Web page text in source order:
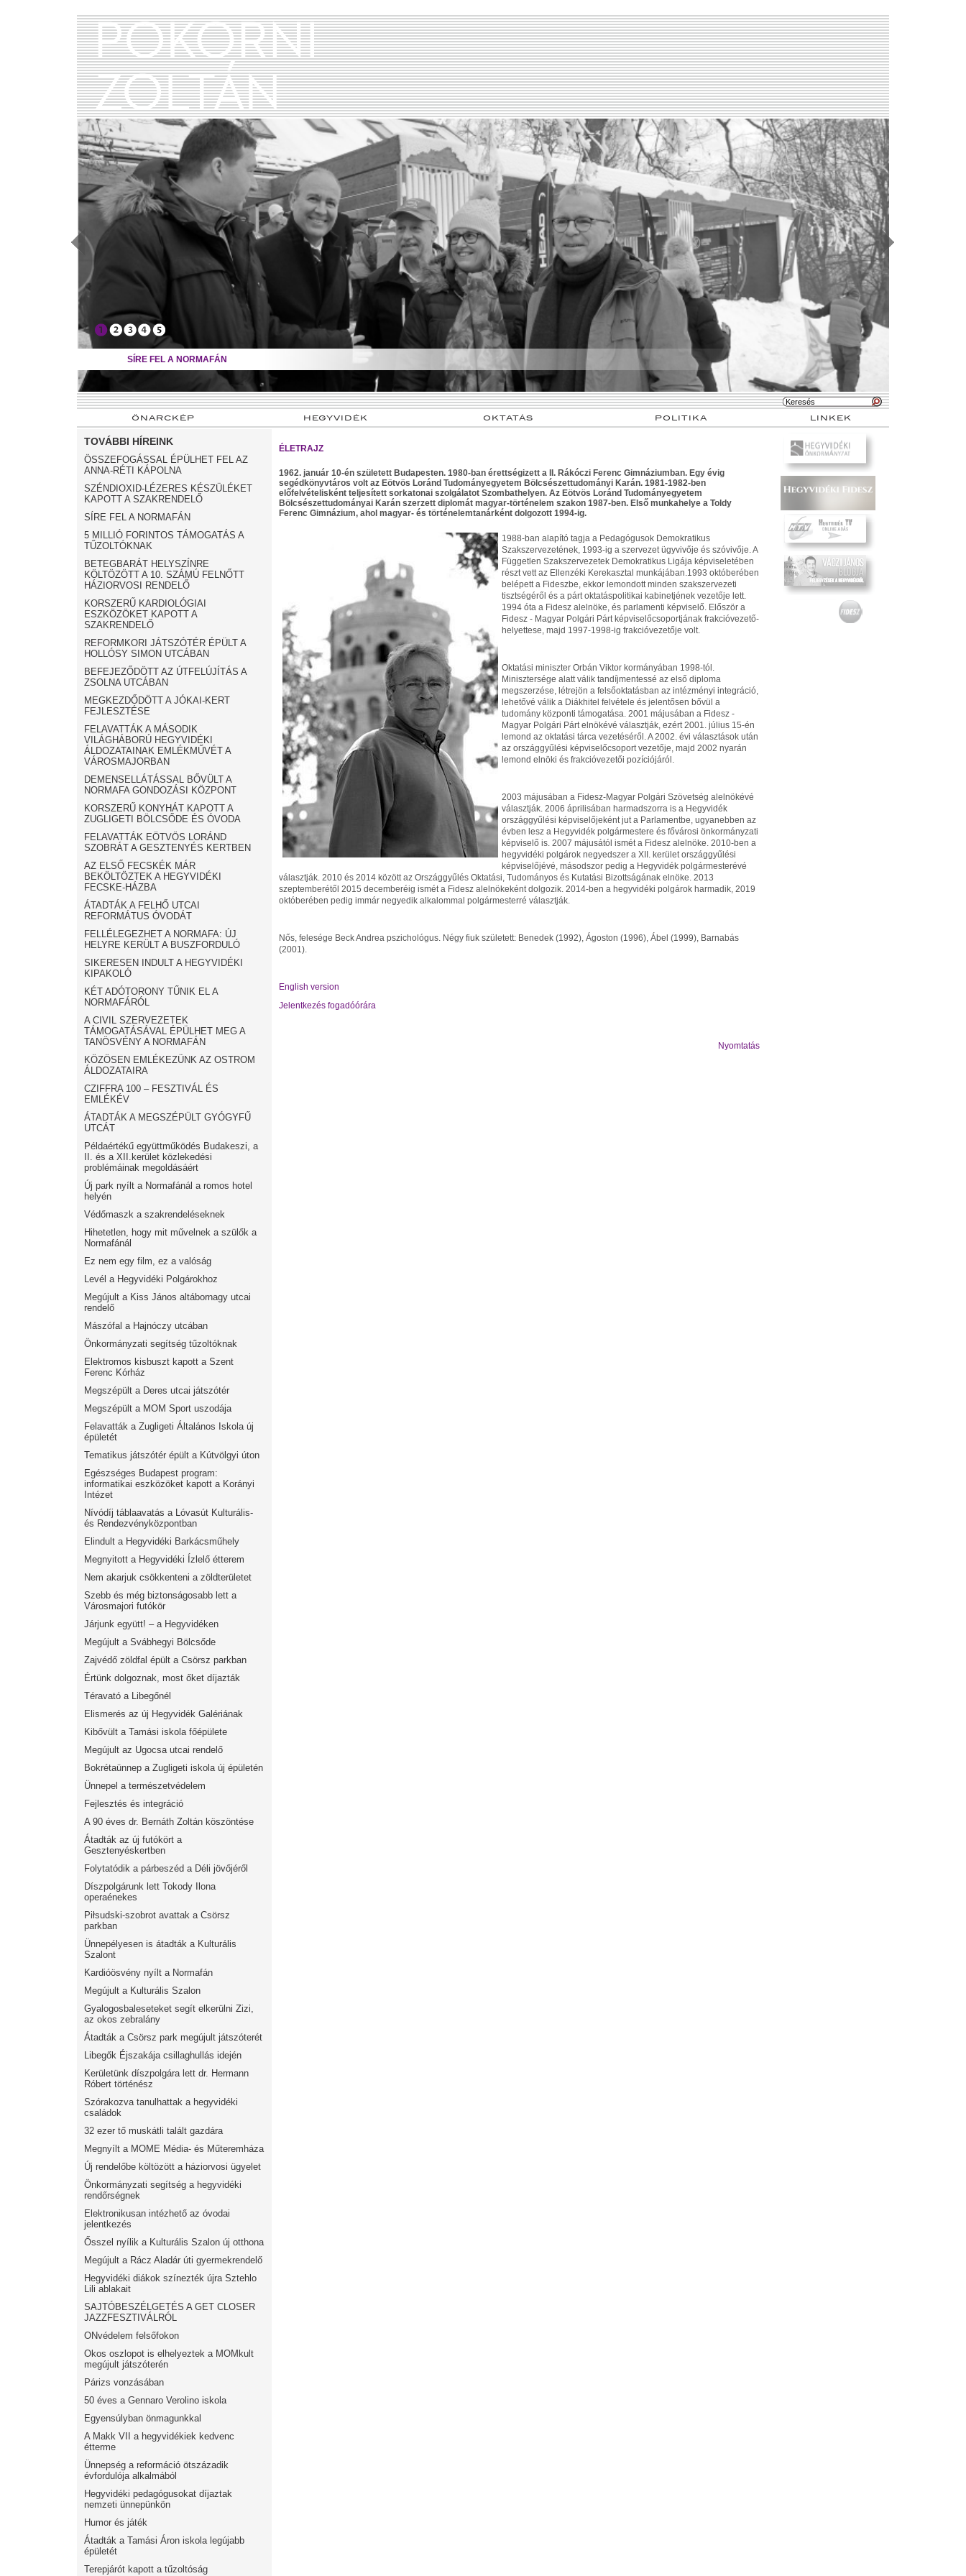
SÍRE FEL A NORMAFÁN
➎
ÖNARCKÉP HEGYVIDÉK OKTATÁS POLITIKA LINKEK
TOVÁBBI HÍREINK
ÖSSZEFOGÁSSAL ÉPÜLHET FEL AZ
ANNA-RÉTI KÁPOLNA
SZÉNDIOXID-LÉZERES KÉSZÜLÉKET
KAPOTT A SZAKRENDELŐ
SÍRE FEL A NORMAFÁN
5 MILLIÓ FORINTOS TÁMOGATÁS A
TŰZOLTÓKNAK
BETEGBARÁT HELYSZÍNRE
KÖLTÖZÖTT A 10. SZÁMÚ FELNŐTT
HÁZIORVOSI RENDELŐ
KORSZERŰ KARDIOLÓGIAI
ESZKÖZÖKET KAPOTT A
SZAKRENDELŐ
REFORMKORI JÁTSZÓTÉR ÉPÜLT A
HOLLÓSY SIMON UTCÁBAN
BEFEJEZŐDÖTT AZ ÚTFELÚJÍTÁS A
ZSOLNA UTCÁBAN
MEGKEZDŐDÖTT A JÓKAI-KERT
FEJLESZTÉSE
FELAVATTÁK A MÁSODIK
VILÁGHÁBORÚ HEGYVIDÉKI
ÁLDOZATAINAK EMLÉKMŰVÉT A
VÁROSMAJORBAN
DEMENSELLÁTÁSSAL BŐVÜLT A
NORMAFA GONDOZÁSI KÖZPONT
KORSZERŰ KONYHÁT KAPOTT A
ZUGLIGETI BÖLCSŐDE ÉS ÓVODA
FELAVATTÁK EÖTVÖS LORÁND
SZOBRÁT A GESZTENYÉS KERTBEN
AZ ELSŐ FECSKÉK MÁR
BEKÖLTÖZTEK A HEGYVIDÉKI
FECSKE-HÁZBA
ÁTADTÁK A FELHŐ UTCAI
REFORMÁTUS ÓVODÁT
FELLÉLEGEZHET A NORMAFA: ÚJ
HELYRE KERÜLT A BUSZFORDULÓ
SIKERESEN INDULT A HEGYVIDÉKI
KIPAKOLÓ
KÉT ADÓTORONY TŰNIK EL A
NORMAFÁRÓL
A CIVIL SZERVEZETEK
TÁMOGATÁSÁVAL ÉPÜLHET MEG A
TANÖSVÉNY A NORMAFÁN
KÖZÖSEN EMLÉKEZÜNK AZ OSTROM
ÁLDOZATAIRA
CZIFFRA 100 – FESZTIVÁL ÉS
EMLÉKÉV
ÁTADTÁK A MEGSZÉPÜLT GYÓGYFŰ
UTCÁT
Példaértékű együttműködés Budakeszi, a
II. és a XII.kerület közlekedési
problémáinak megoldásáért
Új park nyílt a Normafánál a romos hotel
helyén
Védőmaszk a szakrendeléseknek
Hihetetlen, hogy mit művelnek a szülők a
Normafánál
Ez nem egy film, ez a valóság
Levél a Hegyvidéki Polgárokhoz
Megújult a Kiss János altábornagy utcai
rendelő
Mászófal a Hajnóczy utcában
Önkormányzati segítség tűzoltóknak
Elektromos kisbuszt kapott a Szent
Ferenc Kórház
Megszépült a Deres utcai játszótér
Megszépült a MOM Sport uszodája
Felavatták a Zugligeti Általános Iskola új
épületét
Tematikus játszótér épült a Kútvölgyi úton
Egészséges Budapest program:
informatikai eszközöket kapott a Korányi
Intézet
Nívódíj táblaavatás a Lóvasút Kulturális-
és Rendezvényközpontban
Elindult a Hegyvidéki Barkácsműhely
Megnyitott a Hegyvidéki Ízlelő étterem
Nem akarjuk csökkenteni a zöldterületet
Szebb és még biztonságosabb lett a
Városmajori futókör
Járjunk együtt! – a Hegyvidéken
Megújult a Svábhegyi Bölcsőde
Zajvédő zöldfal épült a Csörsz parkban
Értünk dolgoznak, most őket díjazták
Téravató a Libegőnél
Elismerés az új Hegyvidék Galériának
Kibővült a Tamási iskola főépülete
Megújult az Ugocsa utcai rendelő
Bokrétaünnep a Zugligeti iskola új épületén
Ünnepel a természetvédelem
Fejlesztés és integráció
A 90 éves dr. Bernáth Zoltán köszöntése
Átadták az új futókört a
Gesztenyéskertben
Folytatódik a párbeszéd a Déli jövőjéről
Díszpolgárunk lett Tokody Ilona
operaénekes
Piłsudski-szobrot avattak a Csörsz
parkban
Ünnepélyesen is átadták a Kulturális
Szalont
Kardióösvény nyílt a Normafán
Megújult a Kulturális Szalon
Gyalogosbaleseteket segít elkerülni Zizi,
az okos zebralány
Átadták a Csörsz park megújult játszóterét
Libegők Éjszakája csillaghullás idején
Kerületünk díszpolgára lett dr. Hermann
Róbert történész
Szórakozva tanulhattak a hegyvidéki
családok
32 ezer tő muskátli talált gazdára
Megnyílt a MOME Média- és Műteremháza
Új rendelőbe költözött a háziorvosi ügyelet
Önkormányzati segítség a hegyvidéki
rendőrségnek
Elektronikusan intézhető az óvodai
jelentkezés
Ősszel nyílik a Kulturális Szalon új otthona
Megújult a Rácz Aladár úti gyermekrendelő
Hegyvidéki diákok színezték újra Sztehlo
Lili ablakait
SAJTÓBESZÉLGETÉS A GET CLOSER
JAZZFESZTIVÁLRÓL
ONvédelem felsőfokon
Okos oszlopot is elhelyeztek a MOMkult
megújult játszóterén
Párizs vonzásában
50 éves a Gennaro Verolino iskola
Egyensúlyban önmagunkkal
A Makk VII a hegyvidékiek kedvenc
étterme
Ünnepség a reformáció ötszázadik
évfordulója alkalmából
Hegyvidéki pedagógusokat díjaztak
nemzeti ünnepünkön
Humor és játék
Átadták a Tamási Áron iskola legújabb
épületét
Terepjárót kapott a tűzoltóság
ÉLETRAJZ
1962. január 10-én született Budapesten. 1980-ban érettségizett a II. Rákóczi Ferenc Gimnáziumban. Egy évig
segédkönyvtáros volt az Eötvös Loránd Tudományegyetem Bölcsészettudományi Karán. 1981-1982-ben
előfelvételisként teljesített sorkatonai szolgálatot Szombathelyen. Az Eötvös Loránd Tudományegyetem
Bölcsészettudományai Karán szerzett diplomát magyar-történelem szakon 1987-ben. Első munkahelye a Toldy
Ferenc Gimnázium, ahol magyar- és történelemtanárként dolgozott 1994-ig.
1988-ban alapító tagja a Pedagógusok Demokratikus
Szakszervezetének, 1993-ig a szervezet ügyvivője és szóvivője. A
Független Szakszervezetek Demokratikus Ligája képviseletében
részt vett az Ellenzéki Kerekasztal munkájában.1993 októberében
belépett a Fideszbe, ekkor lemondott minden szakszervezeti
tisztségéről és a párt oktatáspolitikai kabinetjének vezetője lett.
1994 óta a Fidesz alelnöke, és parlamenti képviselő. Először a
Fidesz - Magyar Polgári Párt képviselőcsoportjának frakcióvezető-
helyettese, majd 1997-1998-ig frakcióvezetője volt.
Oktatási miniszter Orbán Viktor kormányában 1998-tól.
Minisztersége alatt válik tandíjmentessé az első diploma
megszerzése, létrejön a felsőoktatásban az intézményi integráció,
lehetővé válik a Diákhitel felvétele és jelentősen bővül a
tudomány központi támogatása. 2001 májusában a Fidesz -
Magyar Polgári Párt elnökévé választják, ezért 2001. július 15-én
lemond az oktatási tárca vezetéséről. A 2002. évi választások után
az országgyűlési képviselőcsoport vezetője, majd 2002 nyarán
lemond elnöki és frakcióvezetői pozíciójáról.
2003 májusában a Fidesz-Magyar Polgári Szövetség alelnökévé
választják. 2006 áprilisában harmadszorra is a Hegyvidék
országgyűlési képviselőjeként jut a Parlamentbe, ugyanebben az
évben lesz a Hegyvidék polgármestere és fővárosi önkormányzati
képviselő is. 2007 májusától ismét a Fidesz alelnöke. 2010-ben a
hegyvidéki polgárok negyedszer a XII. kerület országgyűlési
képviselőjévé, másodszor pedig a Hegyvidék polgármesterévé
választják. 2010 és 2014 között az Országgyűlés Oktatási, Tudományos és Kutatási Bizottságának elnöke. 2013
szeptemberétől 2015 decemberéig ismét a Fidesz alelnökeként dolgozik. 2014-ben a hegyvidéki polgárok harmadik, 2019
októberében pedig immár negyedik alkalommal polgármesterré választják.
Nős, felesége Beck Andrea pszichológus. Négy fiuk született: Benedek (1992), Ágoston (1996), Ábel (1999), Barnabás
(2001).
English version
Jelentkezés fogadóórára
Nyomtatás